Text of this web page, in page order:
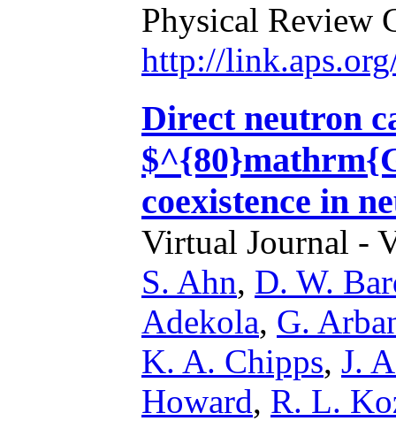
Physical Review
http://
Direct neutron
coexistence in
Virtual Journal -
S. Ahn, D. W.
Adekola, G.
K. A. Chipps, J.
Howard, R. L.